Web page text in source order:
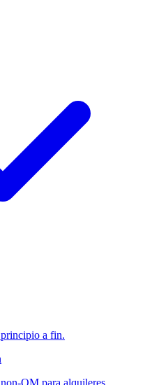
a fin.
QM para alquileres.